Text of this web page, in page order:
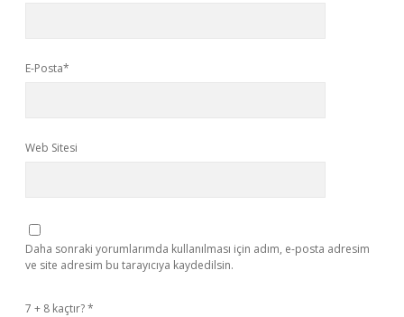
E-Posta*
Web Sitesi
Daha sonraki yorumlarımda kullanılması için adım, e-posta adresim
ve site adresim bu tarayıcıya kaydedilsin.
7 + 8 kaçtır?*